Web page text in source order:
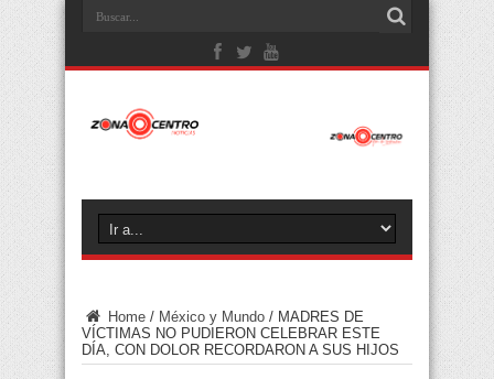
Home / México y Mundo / MADRES DE
VÍCTIMAS NO PUDIERON CELEBRAR ESTE
DÍA, CON DOLOR RECORDARON A SUS HIJOS